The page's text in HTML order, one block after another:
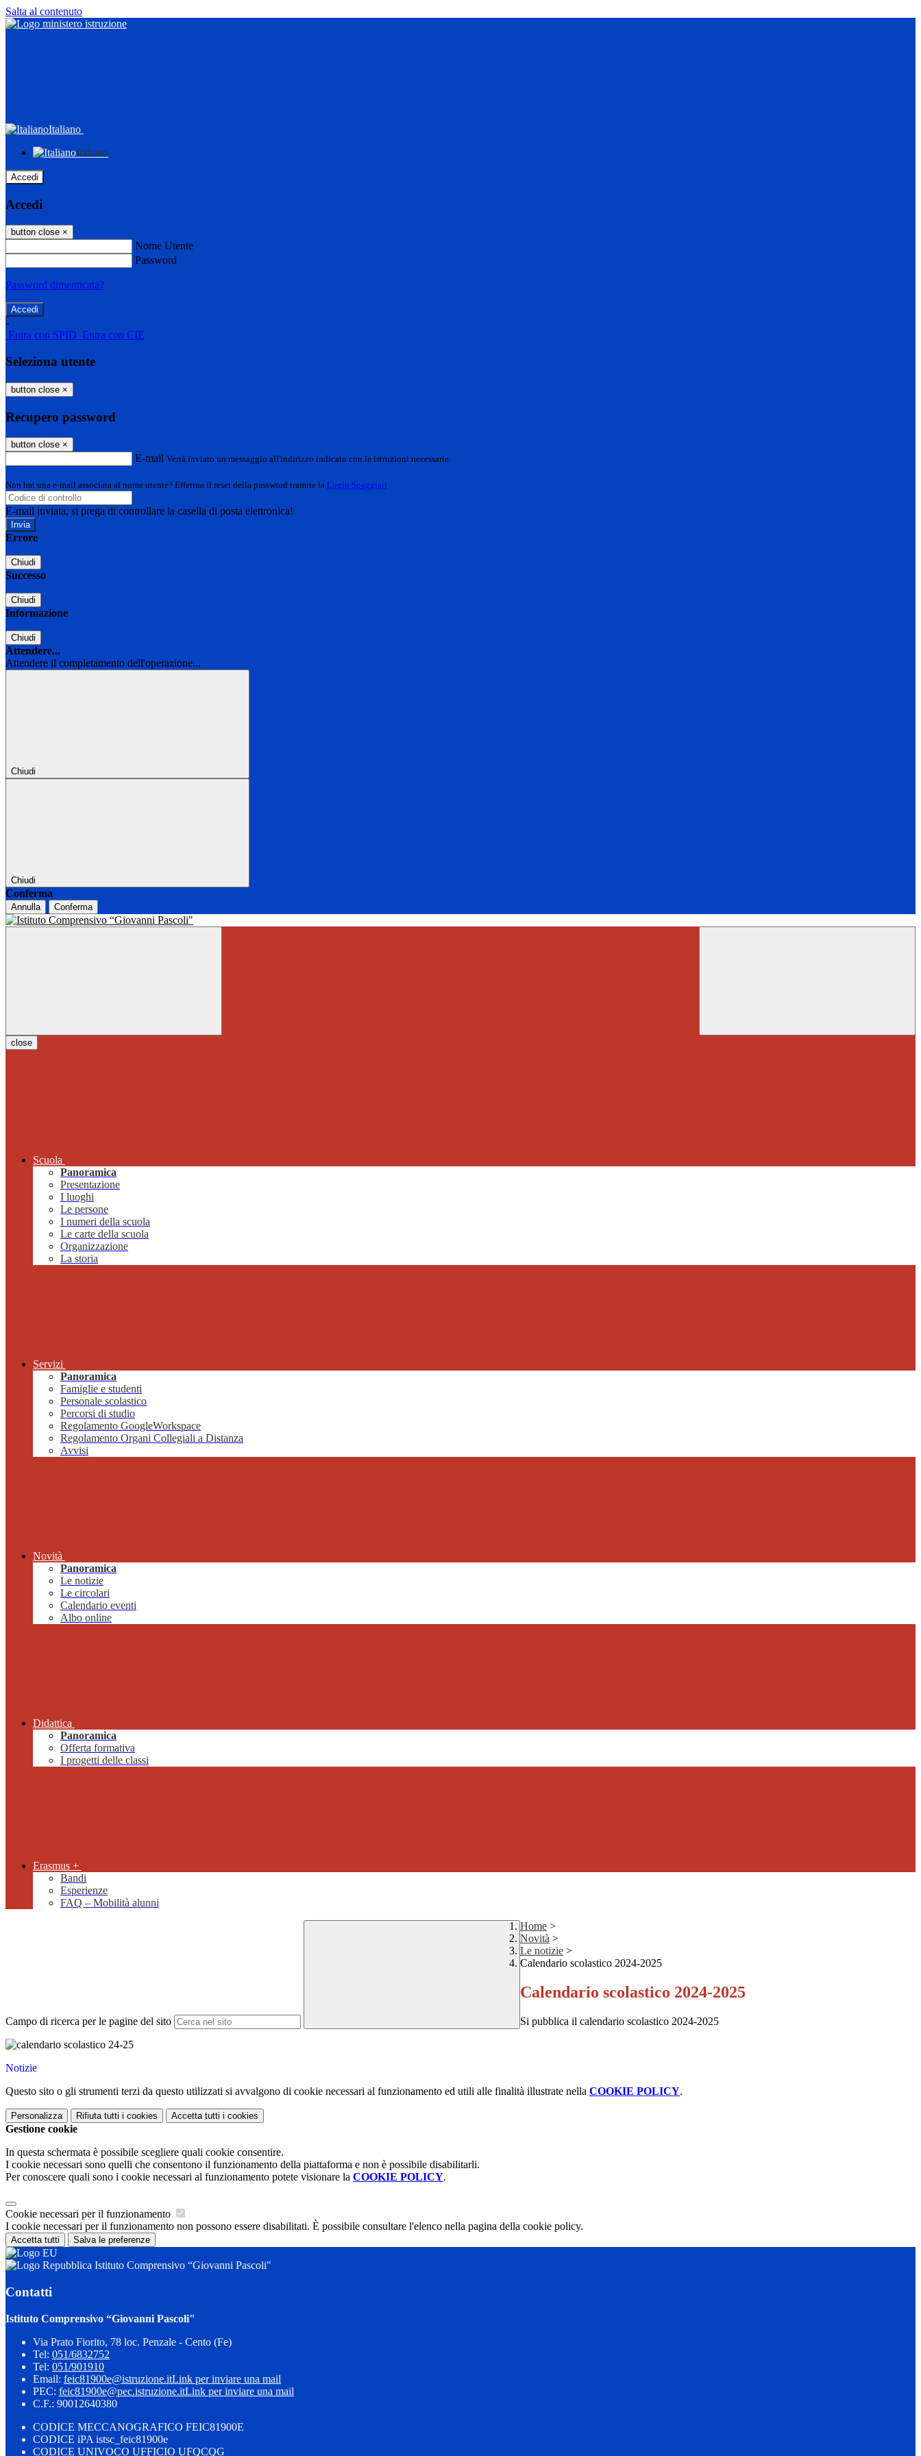
Salta al contenuto
Italiano
Italiano
Accedi
Accedi
button close ×
Nome Utente
Password
Password dimenticata?
-
Entra con SPID Entra con CIE
Seleziona utente
button close ×
Recupero password
button close ×
E-mail Verrà inviato un messaggio all'indirizzo indicato con le istruzioni necessarie.
Non hai una e-mail associata al nome utente? Effettua il reset della password tramite la Login Spaggiari
E-mail inviata, si prega di controllare la casella di posta elettronica!
Errore
Chiudi
Successo
Chiudi
Informazione
Chiudi
Attendere...
Attendere il completamento dell'operazione...
Chiudi
Chiudi
Conferma
Annulla Conferma
close
Scuola
Panoramica
Presentazione
I luoghi
Le persone
I numeri della scuola
Le carte della scuola
Organizzazione
La storia
Servizi
Panoramica
Famiglie e studenti
Personale scolastico
Percorsi di studio
Regolamento GoogleWorkspace
Regolamento Organi Collegiali a Distanza
Avvisi
Novità
Panoramica
Le notizie
Le circolari
Calendario eventi
Albo online
Didattica
Panoramica
Offerta formativa
I progetti delle classi
Erasmus +
Bandi
Esperienze
FAQ – Mobilità alunni
Campo di ricerca per le pagine del sito
Home >
Novità >
Le notizie >
Calendario scolastico 2024-2025
Calendario scolastico 2024-2025
Si pubblica il calendario scolastico 2024-2025
Notizie
Questo sito o gli strumenti terzi da questo utilizzati si avvalgono di cookie necessari al funzionamento ed utili alle finalità illustrate nella COOKIE POLICY.
Personalizza Rifiuta tutti i cookies Accetta tutti i cookies
Gestione cookie
In questa schermata è possibile scegliere quali cookie consentire.
I cookie necessari sono quelli che consentono il funzionamento della piattaforma e non è possibile disabilitarli.
Per conoscere quali sono i cookie necessari al funzionamento potete visionare la COOKIE POLICY.
Cookie necessari per il funzionamento
I cookie necessari per il funzionamento non possono essere disabilitati. È possibile consultare l'elenco nella pagina della cookie policy.
Accetta tutti Salva le preferenze
Istituto Comprensivo “Giovanni Pascoli"
Contatti
Istituto Comprensivo “Giovanni Pascoli"
Via Prato Fiorito, 78 loc. Penzale - Cento (Fe)
Tel: 051/6832752
Tel: 051/901910
Email: feic81900e@istruzione.itLink per inviare una mail
PEC: feic81900e@pec.istruzione.itLink per inviare una mail
C.F.: 90012640380
CODICE MECCANOGRAFICO FEIC81900E
CODICE iPA istsc_feic81900e
CODICE UNIVOCO UFFICIO UFQCQG